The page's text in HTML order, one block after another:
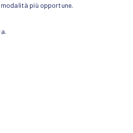
più opportune.